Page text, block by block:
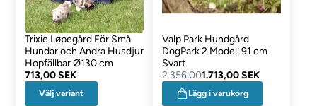
Trixie Løpegård För Små
Hundar och Andra Husdjur
Hopfällbar Ø130 cm
713,00 SEK
Välj variant
Valp Park Hundgård
DogPark 2 Modell 91 cm
Svart
2.356,001.713,00 SEK
Lägg i varukorg